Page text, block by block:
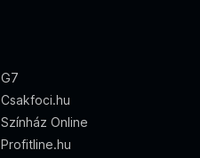
G7
Csakfoci.hu
Színház Online
Profitline.hu